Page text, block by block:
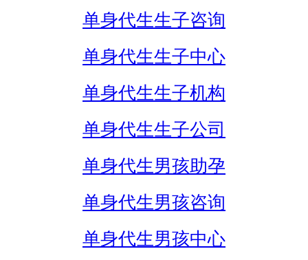
单身代生生子咨询
单身代生生子中心
单身代生生子机构
单身代生生子公司
单身代生男孩助孕
单身代生男孩咨询
单身代生男孩中心